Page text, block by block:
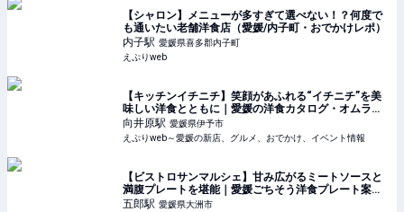
【シャロン】メニューが多すぎて選べない！？何度で
も通いたい老舗洋食店（愛媛/内子町・おでかけレポ）
内子駅 愛媛県喜多郡内子町
えぷりweb
【キッチンイチニチ】笑顔があふれる“イチニチ”を美
味しい洋食とともに｜愛媛の洋食カタログ・オムライ
ス編（愛媛/伊予市）
向井原駅 愛媛県伊予市
えぷりweb～愛媛の新店、グルメ、おでかけ、イベント情報
【ビストロサンマルシェ】甘み広がるミートソースと
満腹プレートを堪能｜愛媛ごちそう洋食プレート案内
（愛媛/大洲市）
五郎駅 愛媛県大洲市